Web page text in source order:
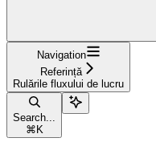
Navigation
Referință
Rulările fluxului de lucru
Search...
⌘ K